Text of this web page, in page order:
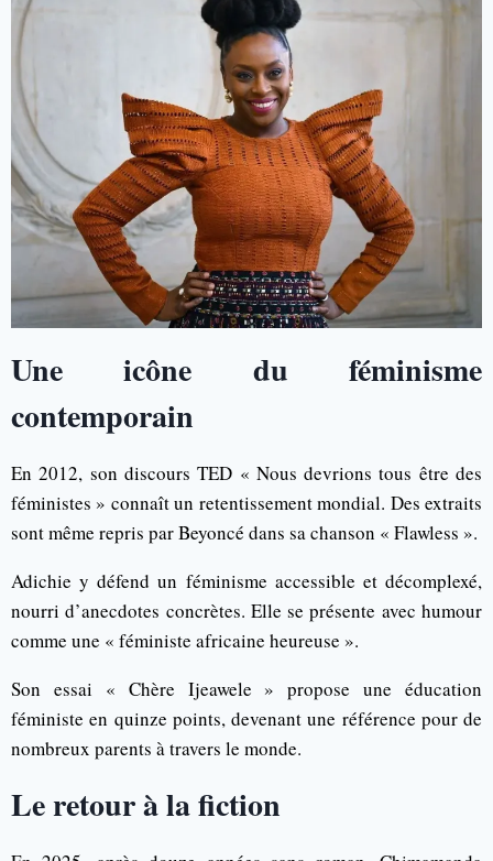
Une icône du féminisme
contemporain
En 2012, son discours TED « Nous devrions tous être des
féministes » connaît un retentissement mondial. Des extraits
sont même repris par Beyoncé dans sa chanson « Flawless ».
Adichie y défend un féminisme accessible et décomplexé,
nourri d’anecdotes concrètes. Elle se présente avec humour
comme une « féministe africaine heureuse ».
Son essai « Chère Ijeawele » propose une éducation
féministe en quinze points, devenant une référence pour de
nombreux parents à travers le monde.
Le retour à la fiction